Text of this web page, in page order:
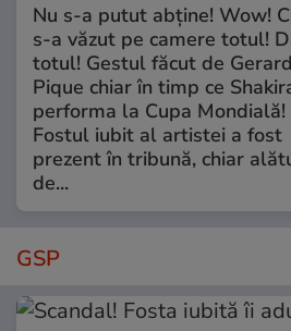
Nu s-a putut abține! Wow!
s-a văzut pe camere totul!
totul! Gestul făcut de Gerard
Pique chiar în timp ce
performa la Cupa Mondială!
Fostul iubit al artistei a fost
prezent în tribună, chiar
de...
GSP